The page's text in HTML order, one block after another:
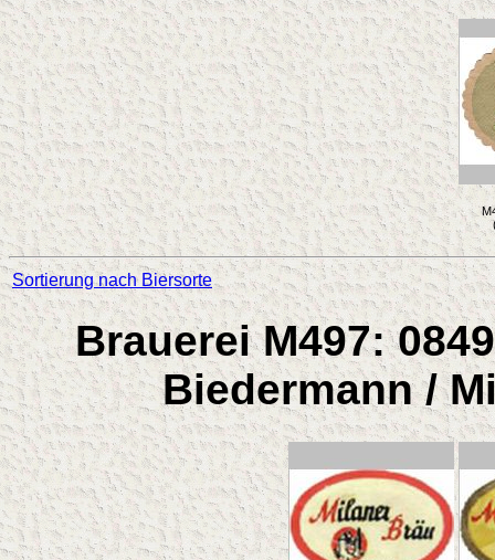
Sortierung nach Biersorte
Brauerei M497:
Biedermann /